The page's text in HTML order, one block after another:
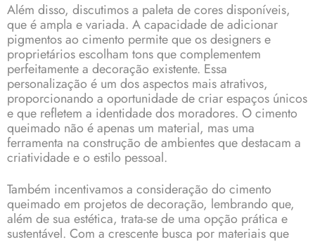
Além disso, discutimos a paleta de cores disponíveis,
que é ampla e variada. A capacidade de adicionar
pigmentos ao cimento permite que os designers e
proprietários escolham tons que complementem
perfeitamente a decoração existente. Essa
personalização é um dos aspectos mais atrativos,
proporcionando a oportunidade de criar espaços únicos
e que refletem a identidade dos moradores. O cimento
queimado não é apenas um material, mas uma
ferramenta na construção de ambientes que destacam a
criatividade e o estilo pessoal.
Também incentivamos a consideração do cimento
queimado em projetos de decoração, lembrando que,
além de sua estética, trata-se de uma opção prática e
sustentável. Com a crescente busca por materiais que